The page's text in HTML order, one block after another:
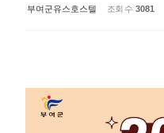
부여군유스호스텔 조회 수 3081